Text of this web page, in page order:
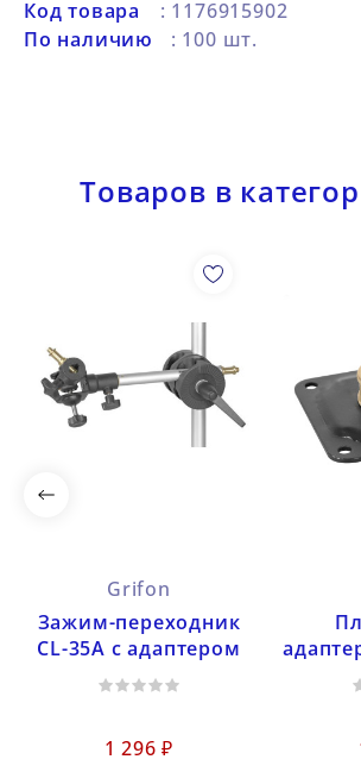
Код товара
: 1176915902
По наличию
: 100 шт.
Товаров в
Grifon
Зажим-переходник
CL-35A с адаптером
1 296 ₽